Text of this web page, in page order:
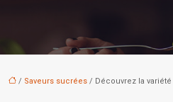
/ Saveurs sucrées / Découvrez la